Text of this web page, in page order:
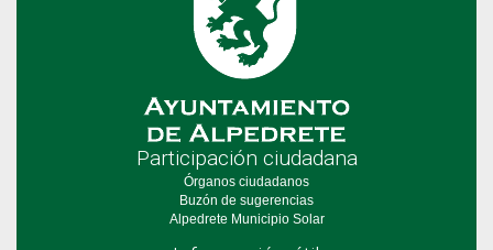
Participación ciudadana
Órganos ciudadanos
Buzón de sugerencias
Alpedrete Municipio Solar